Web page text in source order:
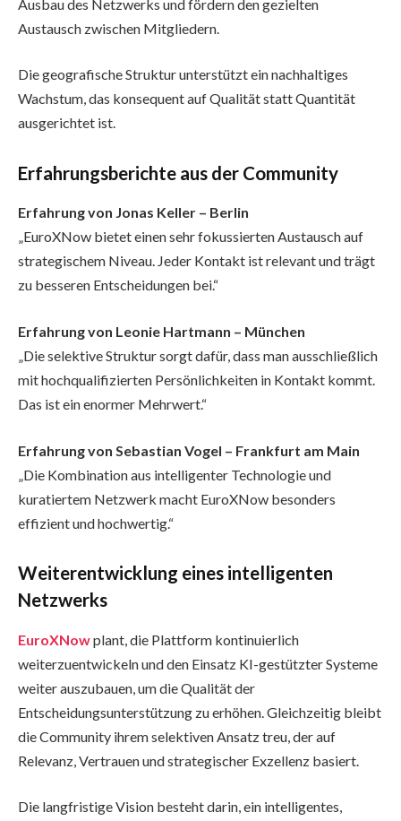
Ausbau des Netzwerks und fördern den gezielten
Austausch zwischen Mitgliedern.
Die geografische Struktur unterstützt ein nachhaltiges
Wachstum, das konsequent auf Qualität statt Quantität
ausgerichtet ist.
Erfahrungsberichte aus der Community
Erfahrung von Jonas Keller – Berlin
„EuroXNow bietet einen sehr fokussierten Austausch auf
strategischem Niveau. Jeder Kontakt ist relevant und trägt
zu besseren Entscheidungen bei.“
Erfahrung von Leonie Hartmann – München
„Die selektive Struktur sorgt dafür, dass man ausschließlich
mit hochqualifizierten Persönlichkeiten in Kontakt kommt.
Das ist ein enormer Mehrwert.“
Erfahrung von Sebastian Vogel – Frankfurt am Main
„Die Kombination aus intelligenter Technologie und
kuratiertem Netzwerk macht EuroXNow besonders
effizient und hochwertig.“
Weiterentwicklung eines intelligenten
Netzwerks
EuroXNowplant, die Plattform kontinuierlich
weiterzuentwickeln und den Einsatz KI-gestützter Systeme
weiter auszubauen, um die Qualität der
Entscheidungsunterstützung zu erhöhen. Gleichzeitig bleibt
die Community ihrem selektiven Ansatz treu, der auf
Relevanz, Vertrauen und strategischer Exzellenz basiert.
Die langfristige Vision besteht darin, ein intelligentes,